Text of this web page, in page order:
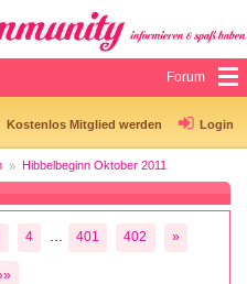
Forum
Kostenlos Mitglied werden Login
Hibbelbeginn Oktober 2011
4 401 402 »